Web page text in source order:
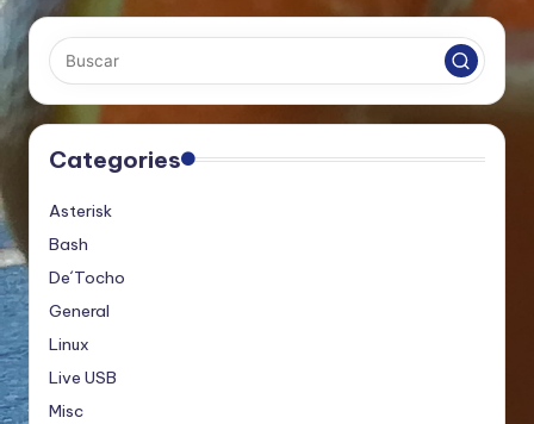
Categories
Asterisk
Bash
De´Tocho
General
Linux
Live USB
Misc